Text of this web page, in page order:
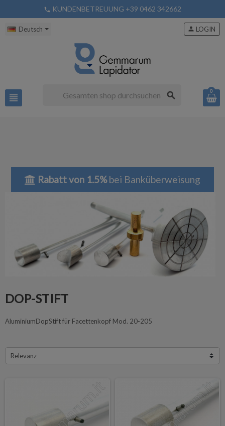
phone KUNDENBETREUUNG +39 0462 342662
Deutsch
view_headline search
person LOGIN
0
Rabatt von 1.5%bei Banküberweisung
DOP-STIFT
AluminiumDopStift für Facettenkopf Mod. 20-205
Relevanz